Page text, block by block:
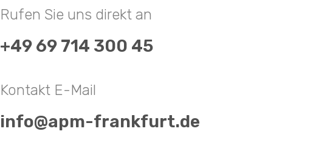
Rufen Sie uns direkt an
+49 69 714 300 45
Kontakt E-Mail
info@apm-frankfurt.de